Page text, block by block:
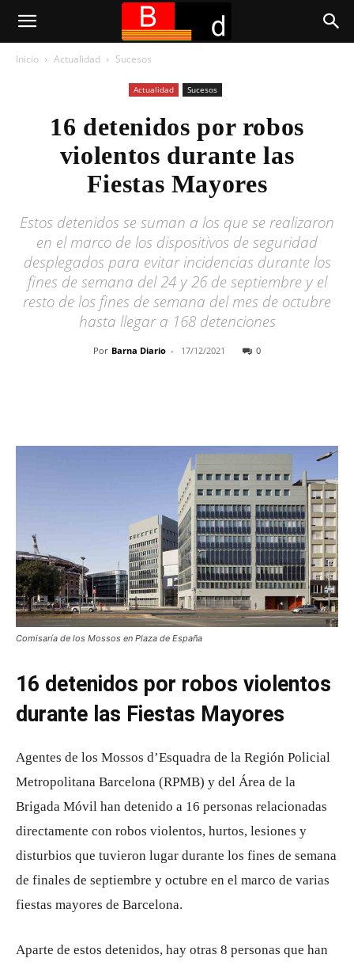
Inicio Actualidad Sucesos
Actualidad Sucesos
16 detenidos por robos
violentos durante las
Fiestas Mayores
Estos detenidos se suman a los que se realizaron
en el marco de los dispositivos de seguridad
desplegados para evitar incidencias durante los
fines de semana del 24 y 26 de septiembre y el
resto de los fines de semana del mes de octubre
hasta llegar a 168 detenciones
Por Barna Diario - 17/12/2021 0
Comisaría de los Mossos en Plaza de España
16 detenidos por robos violentos
durante las Fiestas Mayores
Agentes de los Mossos d’Esquadra de la Región Policial
Metropolitana Barcelona (RPMB) y del Área de la
Brigada Móvil han detenido a 16 personas relacionadas
directamente con robos violentos, hurtos, lesiones y
disturbios que tuvieron lugar durante los fines de semana
de finales de septiembre y octubre en el marco de varias
fiestas mayores de Barcelona.
Aparte de estos detenidos, hay otras 8 personas que han